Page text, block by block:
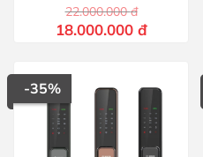
22.000.000đ
Giá
gốc
18.000.000 đGiá
hiện
-35%